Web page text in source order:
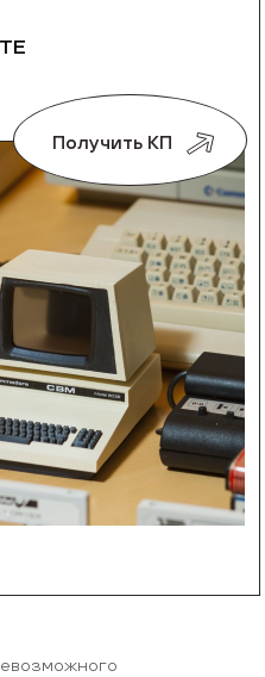
Получить КП